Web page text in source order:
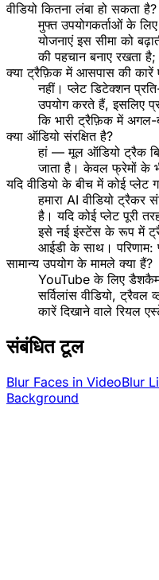
वीडियो कितना लंबा हो सकता है?
मुफ्त उपयोगकर्ताओं के
योजनाएं इस सीमा को
की पहचान बनाए रखता
क्या ट्रैफ़िक में आसपास की कारें
नहीं। प्लेट डिटेक्शन
उपयोग करते हैं, इसलिए
कि भारी ट्रैफ़िक में
क्या ऑडियो संरक्षित है?
हां — मूल ऑडियो ट्रैक
जाता है। केवल फ्रेमों के
यदि वीडियो के बीच में कोई प्लेट
हमारा AI वीडियो ट्रैकर
है। यदि कोई प्लेट पूरी
इसे नई इंस्टेंस के रूप में
आईडी के साथ। परिणाम:
सामान्य उपयोग के मामले क्या हैं?
YouTube के लिए
सर्विलांस वीडियो, ट्रैवल
कारें दिखाने वाले रियल
संबंधित टूल
Blur Faces in VideoBlur
Background